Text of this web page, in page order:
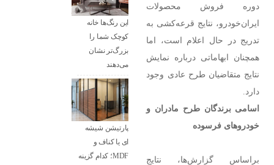
دوره فروش محصولات
ایران‌خودرو، نتایج قرعه‌کشی به
تدریج در حال اعلام است، اما
همچنان ابهاماتی درباره نمایش
نتایج متقاضیان طرح عادی وجود
دارد.
اسامی برندگان طرح مادران و
خودروهای فرسوده
براساس گزارش‌ها، نتایج
این رنگ‌ها خانه
کوچک شما را
بزرگ‌تر نشان
می‌دهند
پارتیشن شیشه
ای یا کناف و
MDF؛ کدام گزینه